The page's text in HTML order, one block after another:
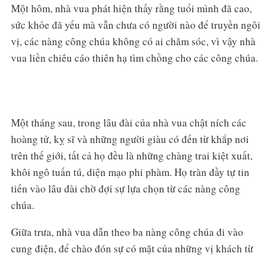
Một hôm, nhà vua phát hiện thấy rằng tuổi mình đã cao,
sức khỏe đã yếu mà vẫn chưa có người nào để truyền ngôi
vị, các nàng công chúa không có ai chăm sóc, vì vậy nhà
vua liền chiêu cáo thiên hạ tìm chồng cho các công chúa.
Một tháng sau, trong lâu đài của nhà vua chật ních các
hoàng tử, kỵ sĩ và những người giàu có đến từ khắp nơi
trên thế giới, tất cả họ đều là những chàng trai kiệt xuất,
khôi ngô tuấn tú, diện mạo phi phàm. Họ tràn đầy tự tin
tiến vào lâu đài chờ đợi sự lựa chọn từ các nàng công
chúa.
Giữa trưa, nhà vua dẫn theo ba nàng công chúa đi vào
cung điện, để chào đón sự có mặt của những vị khách từ